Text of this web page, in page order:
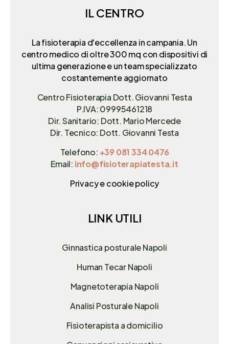
IL CENTRO
La fisioterapia d'eccellenza in campania. Un
centro medico di oltre 300 mq con dispositivi di
ultima generazione e un team specializzato
costantemente aggiornato
Centro Fisioterapia Dott. Giovanni Testa
P.IVA: 09995461218
Dir. Sanitario: Dott. Mario Mercede
Dir. Tecnico: Dott. Giovanni Testa
Telefono: +39 081 334 0476
Email: info@fisioterapiatesta.it
Privacy e cookie policy
LINK UTILI
Ginnastica posturale Napoli
Human Tecar Napoli
Magnetoterapia Napoli
Analisi Posturale Napoli
Fisioterapista a domicilio